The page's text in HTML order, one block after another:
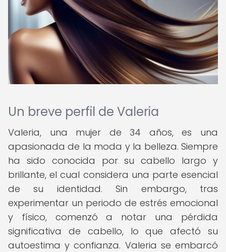
Un breve perfil de Valeria
Valeria, una mujer de 34 años, es una
apasionada de la moda y la belleza. Siempre
ha sido conocida por su cabello largo y
brillante, el cual considera una parte esencial
de su identidad. Sin embargo, tras
experimentar un periodo de estrés emocional
y físico, comenzó a notar una pérdida
significativa de cabello, lo que afectó su
autoestima y confianza. Valeria se embarcó